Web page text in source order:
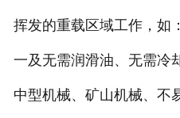
挥发的重载区域工作，如
一及无需润滑油、无需冷
中型机械、矿山机械、不